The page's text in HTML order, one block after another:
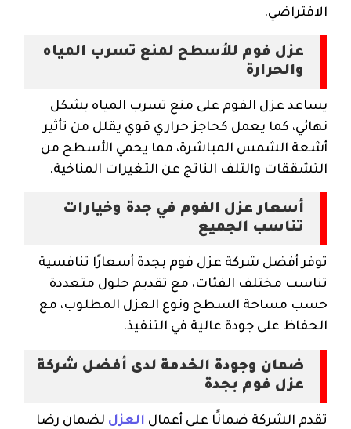
الافتراضي.
عزل فوم للأسطح لمنع تسرب المياه
والحرارة
يساعد عزل الفوم على منع تسرب المياه بشكل
نهائي، كما يعمل كحاجز حراري قوي يقلل من تأثير
أشعة الشمس المباشرة، مما يحمي الأسطح من
التشققات والتلف الناتج عن التغيرات المناخية.
أسعار عزل الفوم في جدة وخيارات
تناسب الجميع
توفر أفضل شركة عزل فوم بجدة أسعارًا تنافسية
تناسب مختلف الفئات، مع تقديم حلول متعددة
حسب مساحة السطح ونوع العزل المطلوب، مع
الحفاظ على جودة عالية في التنفيذ.
ضمان وجودة الخدمة لدى أفضل شركة
عزل فوم بجدة
تقدم الشركة ضمانًا على أعمال العزل لضمان رضا